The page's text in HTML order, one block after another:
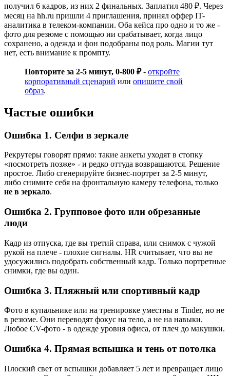
получил 6 кадров, из них 2 финальных. Заплатил 480 ₽. Через
месяц на hh.ru пришли 4 приглашения, принял оффер IT-
аналитика в телеком-компании. Оба кейса про одно и то же -
фото для резюме с помощью ии срабатывает, когда лицо
сохранено, а одежда и фон подобраны под роль. Магии тут
нет, есть внимание к промпту.
Повторите за 2-5 минут, 0-800 ₽- откройте
корпоративный сценарий или опишите свой
образ.
Частые ошибки
Ошибка 1. Селфи в зеркале
Рекрутеры говорят прямо: такие анкеты уходят в стопку
«посмотреть позже» - и редко оттуда возвращаются. Решение
простое. Либо сгенерируйте бизнес-портрет за 2-5 минут,
либо снимите себя на фронтальную камеру телефона, только
не в зеркало.
Ошибка 2. Групповое фото или обрезанные
люди
Кадр из отпуска, где вы третий справа, или снимок с чужой
рукой на плече - плохие сигналы. HR считывает, что вы не
удосужились подобрать собственный кадр. Только портретные
снимки, где вы один.
Ошибка 3. Пляжный или спортивный кадр
Фото в купальнике или на тренировке уместны в Tinder, но не
в резюме. Они переводят фокус на тело, а не на навыки.
Любое CV-фото - в одежде уровня офиса, от плеч до макушки.
Ошибка 4. Прямая вспышка и тень от потолка
Плоский свет от вспышки добавляет 5 лет и превращает лицо